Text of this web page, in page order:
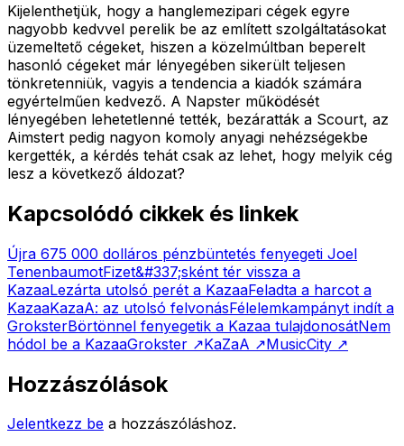
Kijelenthetjük, hogy a hanglemezipari cégek egyre
nagyobb kedvvel perelik be az említett szolgáltatásokat
üzemeltető cégeket, hiszen a közelmúltban beperelt
hasonló cégeket már lényegében sikerült teljesen
tönkretenniük, vagyis a tendencia a kiadók számára
egyértelműen kedvező. A Napster működését
lényegében lehetetlenné tették, bezáratták a Scourt, az
Aimstert pedig nagyon komoly anyagi nehézségekbe
kergették, a kérdés tehát csak az lehet, hogy melyik cég
lesz a következő áldozat?
Kapcsolódó cikkek és linkek
Újra 675 000 dolláros pénzbüntetés fenyegeti Joel
TenenbaumotFizet&#337;sként tér vissza a
KazaaLezárta utolsó perét a KazaaFeladta a harcot a
KazaaKazaA: az utolsó felvonásFélelemkampányt indít a
GroksterBörtönnel fenyegetik a Kazaa tulajdonosátNem
hódol be a KazaaGrokster ↗KaZaA ↗MusicCity ↗
Hozzászólások
Jelentkezz be a hozzászóláshoz.